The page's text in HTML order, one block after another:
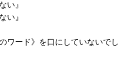
い』
い』
ワード》を口にしていないでし